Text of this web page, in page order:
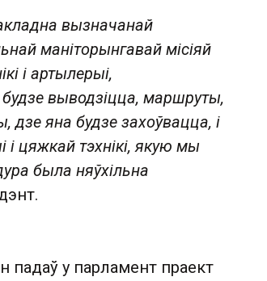
вызначанай
маніторынгавай місіяй
і артылерыі,
выводзіцца, маршруты,
яна будзе захоўвацца, і
цяжкай тэхнікі, якую мы
была няўхільна
падаў у парламент праект